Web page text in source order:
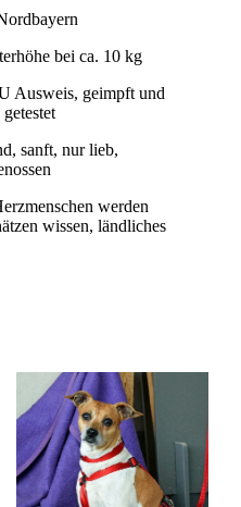
bei ca. 10 kg
Ausweis, geimpft und
sanft, nur lieb,
werden
wissen, ländliches